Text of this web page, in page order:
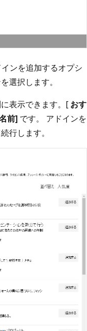
ンを追加するオプシ
選択します。
表示できます。[ おす
前] です。 アドインを
行します。